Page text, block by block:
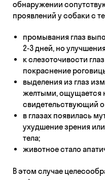
обнаружении
проявлений у собаки с
промывания глаз
2-3 дней, но
к слезоточивости
покраснение
выделения из глаз
желтыми, ощущается
свидетельствующий
в глазах появилась
ухудшение зрения
тела;
животное стало
В этом случае